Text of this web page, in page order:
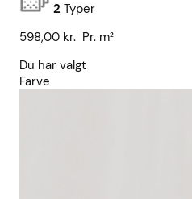
2 Typer
598,00 kr. Pr. m²
Du har valgt
Farve